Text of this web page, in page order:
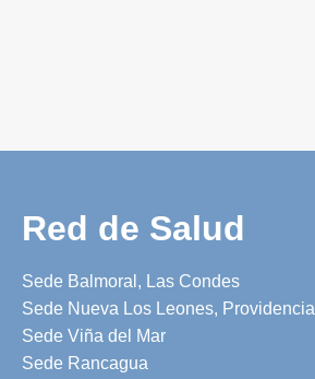
Red de Salud
Sede Balmoral, Las Condes
Sede Nueva Los Leones, Providencia
Sede Viña del Mar
Sede Rancagua